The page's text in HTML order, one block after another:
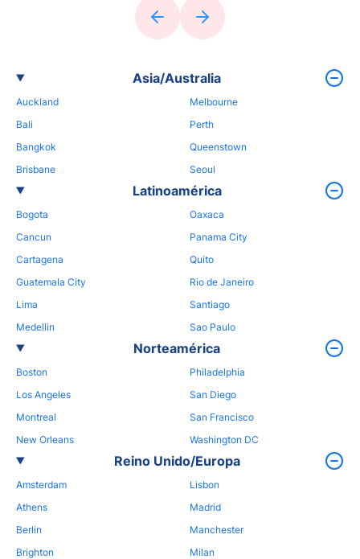
Asia/Australia
Auckland
Bali
Bangkok
Brisbane
Melbourne
Perth
Queenstown
Seoul
Latinoamérica
Bogota
Cancun
Cartagena
Guatemala City
Lima
Medellin
Oaxaca
Panama City
Quito
Rio de Janeiro
Santiago
Sao Paulo
Norteamérica
Boston
Los Angeles
Montreal
New Orleans
Philadelphia
San Diego
San Francisco
Washington DC
Reino Unido/Europa
Amsterdam
Athens
Berlin
Brighton
Lisbon
Madrid
Manchester
Milan